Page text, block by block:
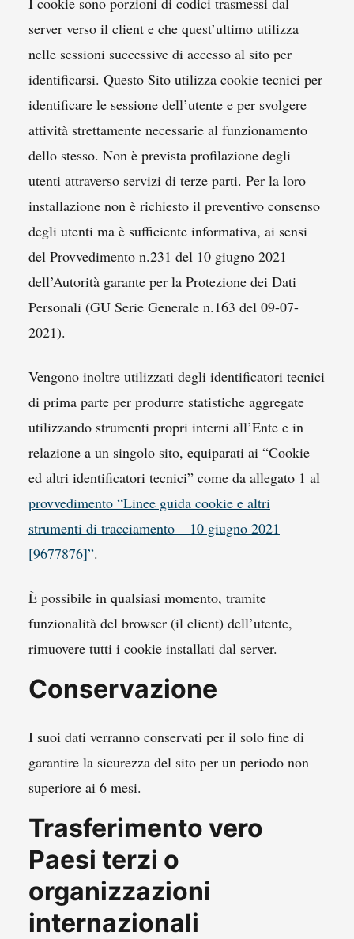
server verso il client e che quest’ultimo utilizza
nelle sessioni successive di accesso al sito per
identificarsi. Questo Sito utilizza cookie tecnici per
identificare le sessione dell’utente e per svolgere
attività strettamente necessarie al funzionamento
dello stesso. Non è prevista profilazione degli
utenti attraverso servizi di terze parti. Per la loro
installazione non è richiesto il preventivo consenso
degli utenti ma è sufficiente informativa, ai sensi
del Provvedimento n.231 del 10 giugno 2021
dell’Autorità garante per la Protezione dei Dati
Personali (GU Serie Generale n.163 del 09-07-
2021).
Vengono inoltre utilizzati degli identificatori tecnici
di prima parte per produrre statistiche aggregate
utilizzando strumenti propri interni all’Ente e in
relazione a un singolo sito, equiparati ai “Cookie
ed altri identificatori tecnici” come da allegato 1 al
provvedimento “Linee guida cookie e altri
strumenti di tracciamento – 10 giugno 2021
[9677876]”.
È possibile in qualsiasi momento, tramite
funzionalità del browser (il client) dell’utente,
rimuovere tutti i cookie installati dal server.
Conservazione
I suoi dati verranno conservati per il solo fine di
garantire la sicurezza del sito per un periodo non
superiore ai 6 mesi.
Trasferimento vero
Paesi terzi o
organizzazioni
internazionali